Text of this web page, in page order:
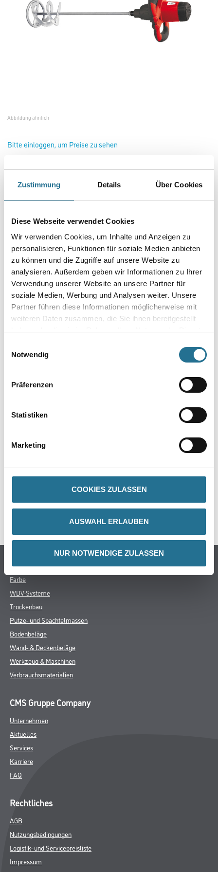
Zustimmung Details Über Cookies
Diese Webseite verwendet Cookies
Wir verwenden Cookies, um Inhalte und Anzeigen zu
personalisieren, Funktionen für soziale Medien anbieten
zu können und die Zugriffe auf unsere Website zu
analysieren. Außerdem geben wir Informationen zu Ihrer
Verwendung unserer Website an unsere Partner für
soziale Medien, Werbung und Analysen weiter. Unsere
Partner führen diese Informationen möglicherweise mit
weiteren Daten zusammen, die Sie ihnen bereitgestellt
haben oder die sie im Rahmen Ihrer Nutzung der Dienste
Notwendig
Präferenzen
Statistiken
Marketing
COOKIES ZULASSEN
AUSWAHL ERLAUBEN
NUR NOTWENDIGE ZULASSEN
Abbildung ähnlich
Bitte einloggen, um Preise zu sehen
WD Handrührwerk 1220 WATT TECMIX 0-800 UpM
Art-Nr.:4086-018840
Softstart und Drehzahl stufenlos einstellbar. Sicher und ergonomisch
durch integrierte Bedienelemente. Für leichtes bis
mittelschweres Mischgut wie Farben, Lacke, Kleber, Spachtelmasse usw.
Für den semiprofessionellen Einsatz.
Umrechnungsfaktoren
- Kartonverpackt inkl. Rührer
GEFAHRENHINWEISE
Farbe
WDV-Systeme
Trockenbau
Putze- und Spachtelmassen
Bodenbeläge
Wand- & Deckenbeläge
Werkzeug & Maschinen
Verbrauchsmaterialien
CMS Gruppe Company
Unternehmen
Aktuelles
Services
Karriere
FAQ
Rechtliches
AGB
Nutzungsbedingungen
Logistik- und Servicepreisliste
Impressum